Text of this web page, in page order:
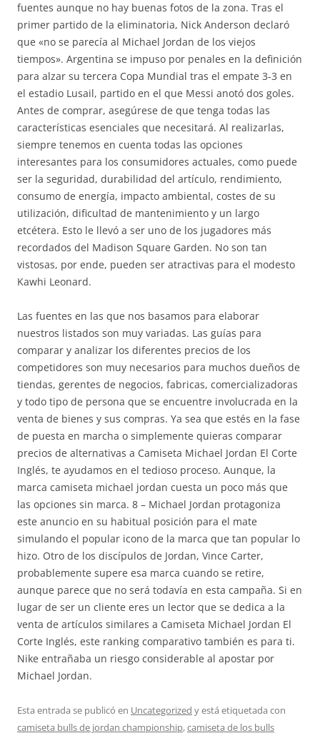
fuentes aunque no hay buenas fotos de la zona. Tras el
primer partido de la eliminatoria, Nick Anderson declaró
que «no se parecía al Michael Jordan de los viejos
tiempos». Argentina se impuso por penales en la definición
para alzar su tercera Copa Mundial tras el empate 3-3 en
el estadio Lusail, partido en el que Messi anotó dos goles.
Antes de comprar, asegúrese de que tenga todas las
características esenciales que necesitará. Al realizarlas,
siempre tenemos en cuenta todas las opciones
interesantes para los consumidores actuales, como puede
ser la seguridad, durabilidad del artículo, rendimiento,
consumo de energía, impacto ambiental, costes de su
utilización, dificultad de mantenimiento y un largo
etcétera. Esto le llevó a ser uno de los jugadores más
recordados del Madison Square Garden. No son tan
vistosas, por ende, pueden ser atractivas para el modesto
Kawhi Leonard.
Las fuentes en las que nos basamos para elaborar
nuestros listados son muy variadas. Las guías para
comparar y analizar los diferentes precios de los
competidores son muy necesarios para muchos dueños de
tiendas, gerentes de negocios, fabricas, comercializadoras
y todo tipo de persona que se encuentre involucrada en la
venta de bienes y sus compras. Ya sea que estés en la fase
de puesta en marcha o simplemente quieras comparar
precios de alternativas a Camiseta Michael Jordan El Corte
Inglés, te ayudamos en el tedioso proceso. Aunque, la
marca camiseta michael jordan cuesta un poco más que
las opciones sin marca. 8 – Michael Jordan protagoniza
este anuncio en su habitual posición para el mate
simulando el popular icono de la marca que tan popular lo
hizo. Otro de los discípulos de Jordan, Vince Carter,
probablemente supere esa marca cuando se retire,
aunque parece que no será todavía en esta campaña. Si en
lugar de ser un cliente eres un lector que se dedica a la
venta de artículos similares a Camiseta Michael Jordan El
Corte Inglés, este ranking comparativo también es para ti.
Nike entrañaba un riesgo considerable al apostar por
Michael Jordan.
Esta entrada se publicó en Uncategorized y está etiquetada con
camiseta bulls de jordan championship,camiseta de los bulls